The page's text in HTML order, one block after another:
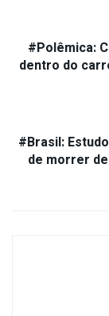
#Polêmica:
dentro do
#Brasil:
de morrer